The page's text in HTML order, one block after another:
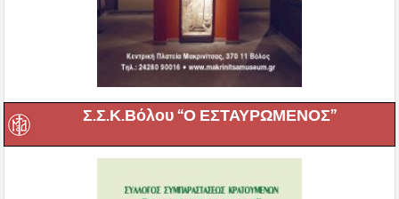
Σ.Σ.Κ.Βόλου “Ο ΕΣΤΑΥΡΩΜΕΝΟΣ”